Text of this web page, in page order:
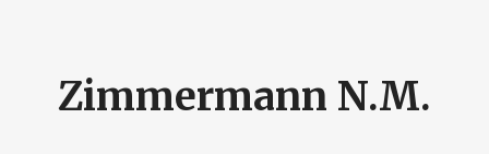
Zimmermann N.M.